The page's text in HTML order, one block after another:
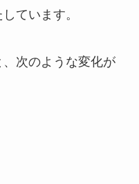
ています。
次のような変化が